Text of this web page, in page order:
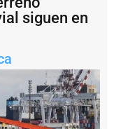
siguen en